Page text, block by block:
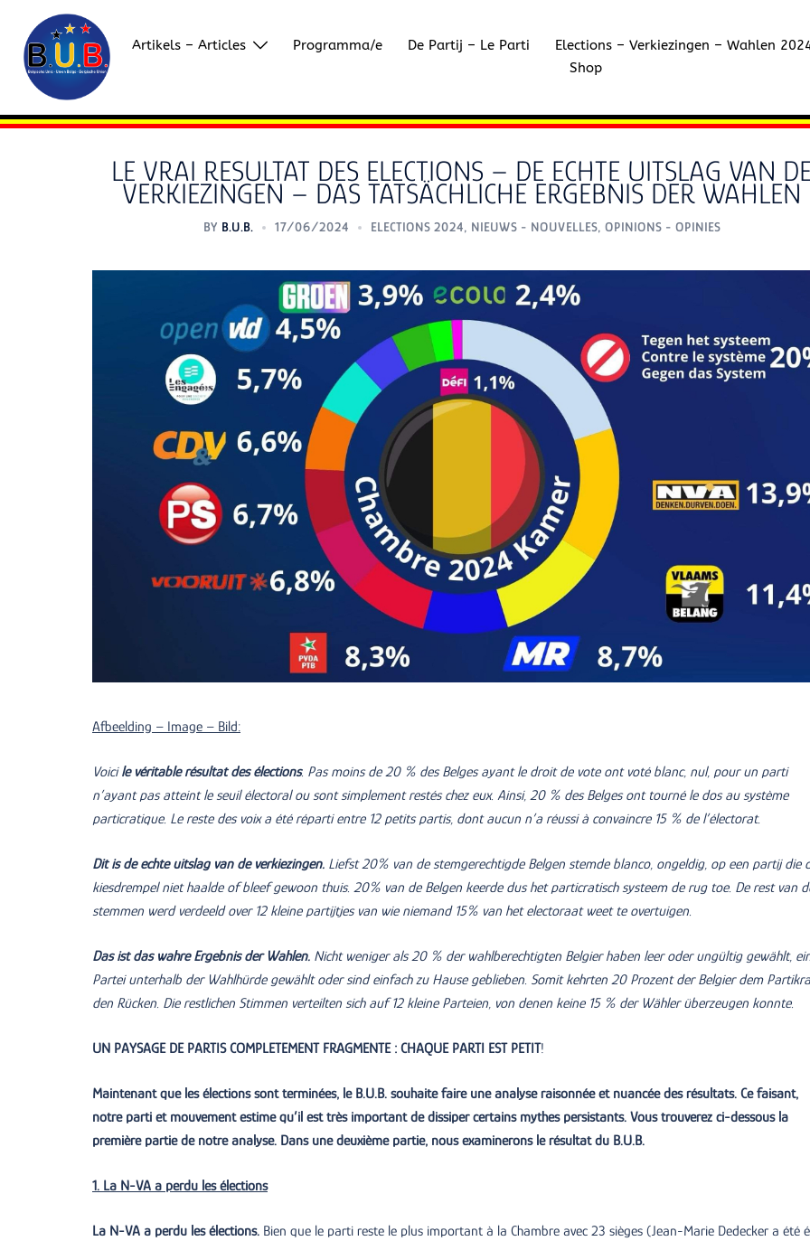
content
Artikels – Articles Programma/e De Partij – Le Parti
Elections – Verkiezingen – Wahlen
Shop
LE VRAI RESULTAT DES ELECTIONS – DE ECHTE UITSLAG VAN
VERKIEZINGEN – DAS TATSÄCHLICHE ERGEBNIS DER WAHLEN
BY B.U.B. 17/06/2024 ELECTIONS 2024, NIEUWS - NOUVELLES, OPINIONS - OPINIES
Afbeelding – Image – Bild:
Voicile véritable résultat des élections. Pas moins de 20 % des Belges ayant le droit de vote ont voté blanc, nul, pour un parti
n’ayant pas atteint le seuil électoral ou sont simplement restés chez eux. Ainsi, 20 % des Belges ont tourné le dos au système
particratique. Le reste des voix a été réparti entre 12 petits partis, dont aucun n’a réussi à convaincre 15 % de l’électorat.
Dit is de echte uitslag van de verkiezingen. Liefst 20% van de stemgerechtigde Belgen stemde blanco, ongeldig, op een partij die
kiesdrempel niet haalde of bleef gewoon thuis. 20% van de Belgen keerde dus het particratisch systeem de rug toe. De rest van
stemmen werd verdeeld over 12 kleine partijtjes van wie niemand 15% van het electoraat weet te overtuigen.
Das ist das wahre Ergebnis der Wahlen. Nicht weniger als 20 % der wahlberechtigten Belgier haben leer oder ungültig gewählt,
Partei unterhalb der Wahlhürde gewählt oder sind einfach zu Hause geblieben. Somit kehrten 20 Prozent der Belgier dem
den Rücken. Die restlichen Stimmen verteilten sich auf 12 kleine Parteien, von denen keine 15 % der Wähler überzeugen konnte.
UN PAYSAGE DE PARTIS COMPLETEMENT FRAGMENTE : CHAQUE PARTI EST PETIT!
Maintenant que les élections sont terminées, le B.U.B. souhaite faire une analyse raisonnée et nuancée des résultats. Ce faisant,
notre parti et mouvement estime qu’il est très important de dissiper certains mythes persistants. Vous trouverez ci-dessous la
première partie de notre analyse. Dans une deuxième partie, nous examinerons le résultat du B.U.B.
1. La N-VA a perdu les élections
La N-VA a perdu les élections. Bien que le parti reste le plus important à la Chambre avec 23 sièges (Jean-Marie Dedecker a été